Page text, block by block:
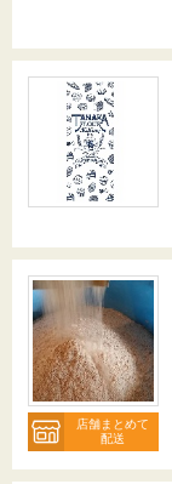
店舗まとめて
配送